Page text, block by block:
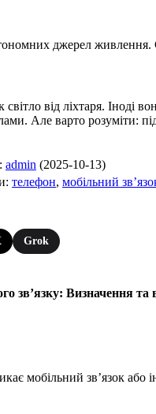
джерел
від ліхтаря. Іноді
Але варто розуміти:
: admin (2025-10-13)
: телефон, мобільний
Grok
зв’язку: Визначення
мобільний зв’язок